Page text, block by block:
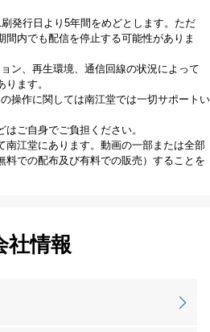
発行日より5年間をめどとします。ただ
間内でも配信を停止する可能性がありま
ン、再生環境、通信回線の状況によって
ます。
操作に関しては南江堂では一切サポートい
はご自身でご負担ください。
南江堂にあります。動画の一部または全部
料での配布及び有料での販売）することを
社情報